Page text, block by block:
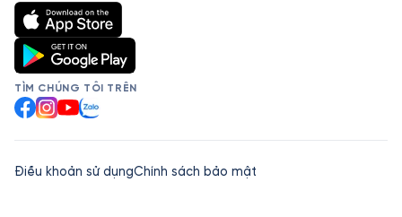
TÌM CHÚNG TÔI TRÊN
Facebook
Instagram
YouTube
Zalo
Điều khoản sử dụngChính sách bảo mật